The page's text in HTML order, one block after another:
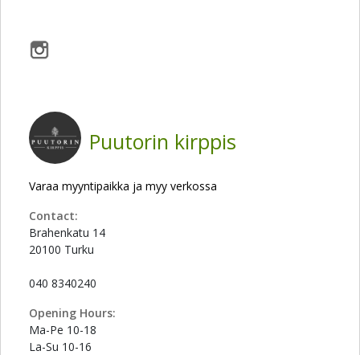
Puutorin kirppis
Varaa myyntipaikka ja myy verkossa
Contact:
Brahenkatu 14
20100 Turku
040 8340240
Opening Hours:
Ma-Pe 10-18
La-Su 10-16